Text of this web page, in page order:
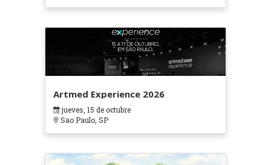
Artmed Experience 2026
jueves, 15 de octubre
Sao Paulo, SP